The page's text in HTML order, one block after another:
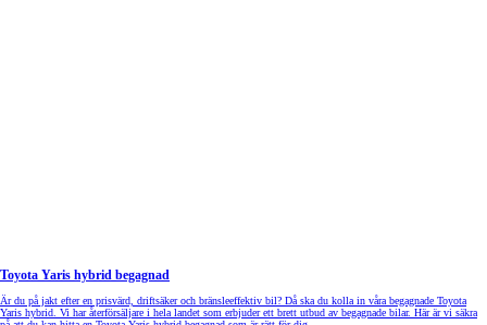
Toyota Yaris hybrid begagnad
Är du på jakt efter en prisvärd, driftsäker och bränsleeffektiv bil? Då ska du kolla in våra begagnade Toyota
Yaris hybrid. Vi har återförsäljare i hela landet som erbjuder ett brett utbud av begagnade bilar. Här är vi säkra